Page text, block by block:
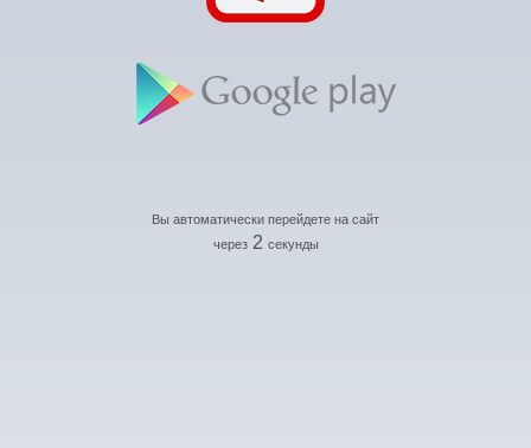
Вы автоматически перейдете на сайт
через 2 секунды